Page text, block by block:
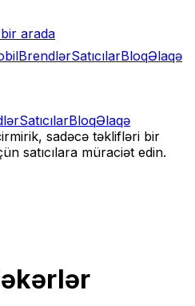
arada
BrendlərSatıcılarBloqƏlaqə
SatıcılarBloqƏlaqə
sadəcə təklifləri bir
satıcılara müraciət edin.